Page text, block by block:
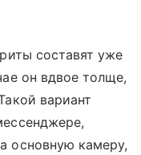
составят уже
он вдвое толще,
вариант
основную камеру,